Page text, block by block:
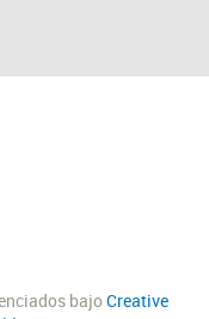
bajoCreative